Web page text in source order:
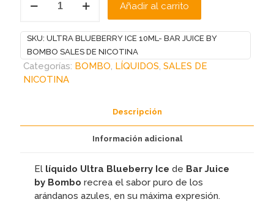
BLUEBERRY
10ML-
BAR
JUICE
BY
Añadir al carrito
SKU: ULTRA BLUEBERRY ICE 10ML- BAR JUICE BY
BOMBO SALES DE NICOTINA
Categorías: BOMBO, LÍQUIDOS, SALES DE
NICOTINA
Descripción
Información adicional
El líquido Ultra Blueberry Ice de Bar Juice
by Bombo recrea el sabor puro de los
arándanos azules, en su máxima expresión.